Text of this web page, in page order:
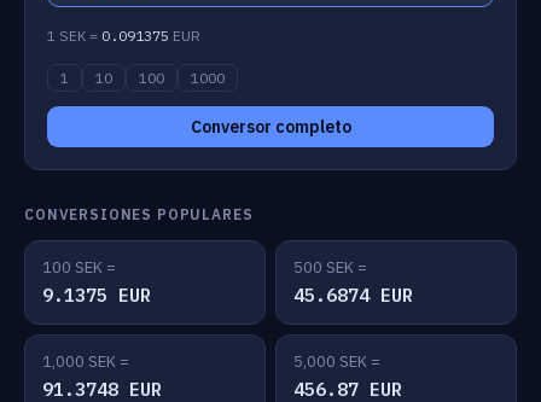
1 SEK = 0.091375 EUR
1 10 100 1000
Conversor completo
CONVERSIONES POPULARES
100 SEK =
9.1375 EUR
500 SEK =
45.6874 EUR
1,000 SEK =
91.3748 EUR
5,000 SEK =
456.87 EUR